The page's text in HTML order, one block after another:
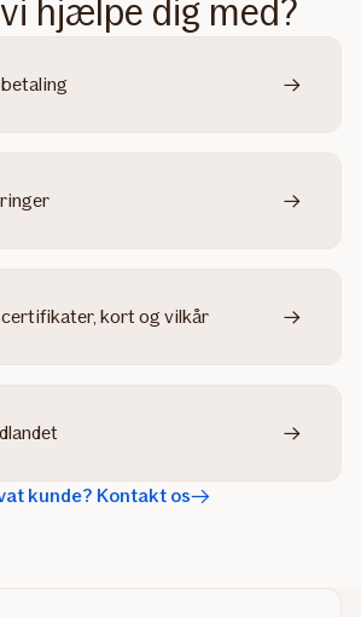
hjælpe dig med?
kort og vilkår
kunde? Kontakt os